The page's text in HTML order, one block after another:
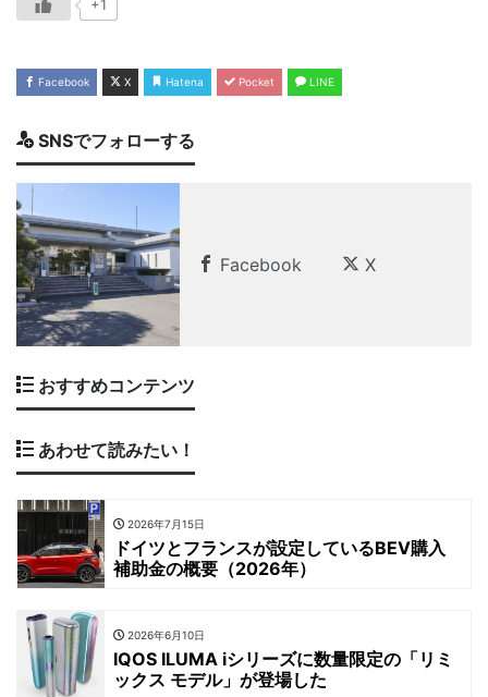
+1
Facebook X Hatena Pocket LINE
SNSでフォローする
Facebook X
おすすめコンテンツ
あわせて読みたい！
2026年7月15日
ドイツとフランスが設定しているBEV購入
補助金の概要（2026年）
2026年6月10日
IQOS ILUMA iシリーズに数量限定の「リミ
ックス モデル」が登場した